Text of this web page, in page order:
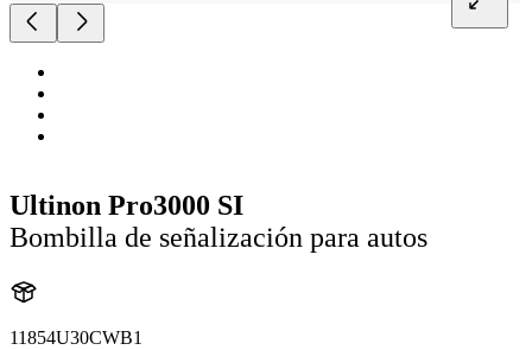
Ultinon Pro3000 SI
Bombilla de señalización para autos
11854U30CWB1